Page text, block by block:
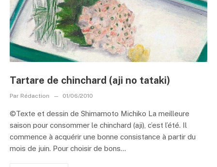
Tartare de chinchard (aji no tataki)
Par Rédaction 01/06/2010
©Texte et dessin de Shimamoto Michiko La meilleure
saison pour consommer le chinchard (aji), c’est l’été. Il
commence à acquérir une bonne consistance à partir du
mois de juin. Pour choisir de bons...